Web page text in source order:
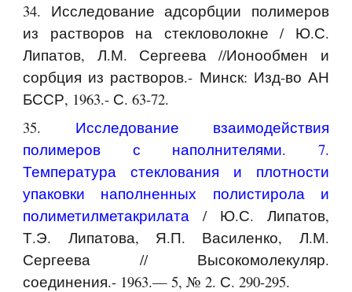
34. Исследование адсорбции полимеров
из растворов на стекловолокне / Ю.С.
Липатов, Л.М. Сергеева //Ионообмен и
сорбция из растворов.- Минск: Изд-во АН
БССР, 1963.- С. 63-72.
35. Исследование взаимодействия
полимеров с наполнителями. 7.
Температура стеклования и плотности
упаковки наполненных полистирола и
полиметилметакрилата / Ю.С. Липатов,
Т.Э. Липатова, Я.П. Василенко, Л.М.
Сергеева // Высокомолекуляр.
соединения.- 1963.— 5, № 2. С. 290-295.